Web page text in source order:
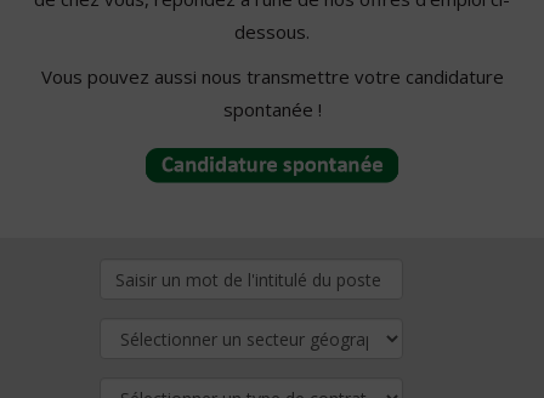
dessous.
Vous pouvez aussi nous transmettre votre candidature
spontanée !